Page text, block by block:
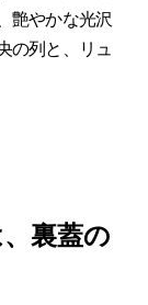
艶やかな光沢
の列と、リュ
裏蓋の